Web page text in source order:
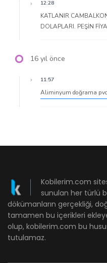
12:28
KATLANIR
DOLAPLARI. PEŞİN
16 yıl önce
11:57
Aliminyum doğrama
Kobilerim.com
sunulan her türlü
dökümanların gerçekliği,
tamamen bu içerikleri
olup, kobilerim.com bu
tutulamaz.